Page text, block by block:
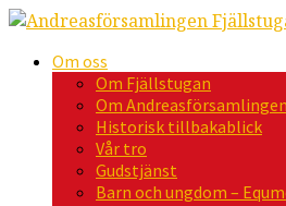
Om oss
Om Fjällstugan
Om Andreasförsamlingen
Historisk tillbakablick
Vår tro
Gudstjänst
Barn och ungdom –